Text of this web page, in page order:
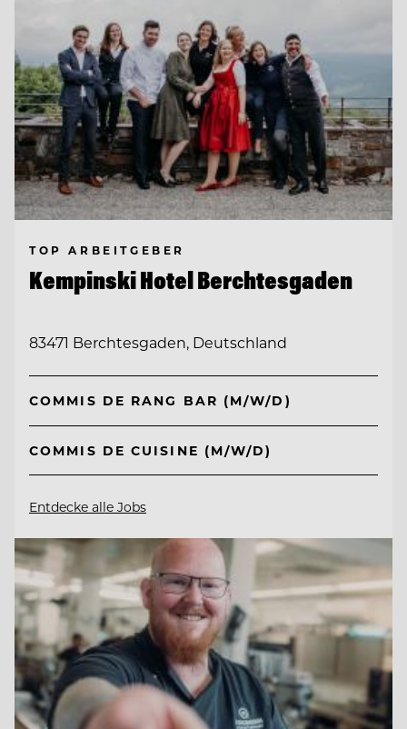
TOP ARBEITGEBER
Kempinski Hotel Berchtesgaden
83471 Berchtesgaden, Deutschland
COMMIS DE RANG BAR (M/W/D)
COMMIS DE CUISINE (M/W/D)
Entdecke alle Jobs